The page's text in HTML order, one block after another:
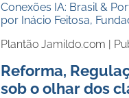
Conexões IA: Brasil &
por Inácio Feitosa,
Plantão Jamildo.com |
Reforma,
sob o olhar dos